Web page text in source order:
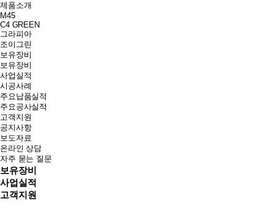
제품소개
M45
C4 GREEN
그라피아
조이그린
보유장비
보유장비
사업실적
시공사례
주요납품실적
주요공사실적
고객지원
공지사항
보도자료
온라인 상담
자주 묻는 질문
보유장비
사업실적
고객지원